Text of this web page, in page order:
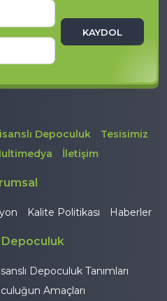
KAYDOL
Depoculuk
Tesisimiz
İletişim
Kalite Politikası Haberler
Depoculuk
Depoculuk Tanımları
Amaçları